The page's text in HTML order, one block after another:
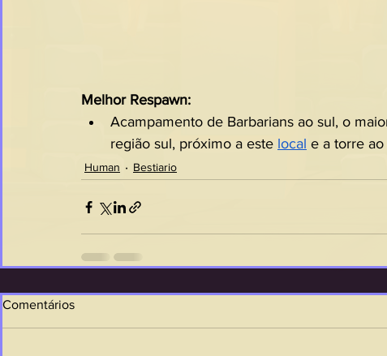
Melhor Respawn:
Acampamento de Barbarians ao sul, o
região sul, próximo a este local e a torre ao
Human Bestiario
Comentários